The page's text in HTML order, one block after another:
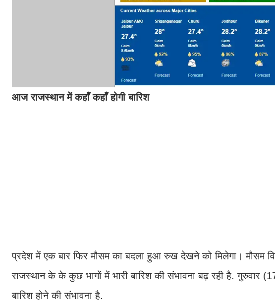
आज राजस्थान में कहाँ कहाँ होगी बारिश
प्रदेश में एक बार फिर मौसम का बदला हुआ रुख देखने को मिलेगा। मौसम
राजस्थान के के कुछ भागों में भारी बारिश की संभावना बढ़ रही है. गुरुवार
बारिश होने की संभावना है.